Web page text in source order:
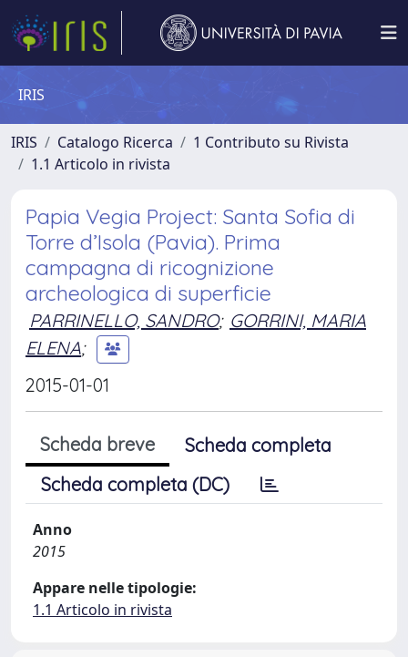
IRIS
IRIS Catalogo Ricerca
1 Contributo su Rivista
1.1 Articolo in rivista
Papia Vegia Project: Santa Sofia di
Torre d’Isola (Pavia). Prima
campagna di ricognizione
archeologica di superficie
PARRINELLO, SANDRO; GORRINI, MARIA
ELENA;
2015-01-01
Scheda breve
Scheda completa
Scheda completa (DC)
Anno
2015
Appare nelle tipologie:
1.1 Articolo in rivista